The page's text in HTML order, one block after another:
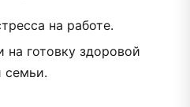
на работе.
на готовку здоровой
семьи.